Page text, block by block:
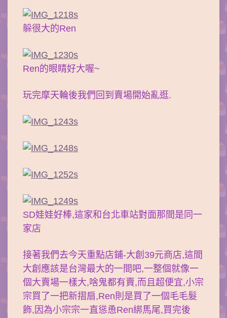
躲很大的Ren
Ren的眼睛好大喔~
玩完摩天輪後我們回到賣場開始亂逛.
SD娃娃好棒,這家和台北車站對面那間是同一
家店
接著我們去今天重點店鋪-大創39元商店,這間
大創應該是台灣最大的一間吧,一整個就像一
個大賣場一樣大,啥鬼都有賣,而且超便宜,小宗
宗買了一把新摺扇,Ren則是買了一個毛毛髮
飾,因為小宗宗一直慫恿Ren綁馬尾,買完後